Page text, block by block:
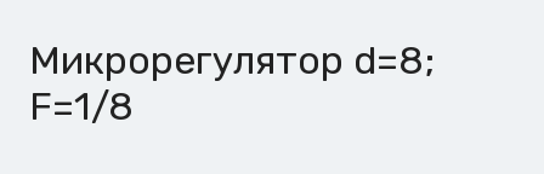
Микрорегулятор d=8;
F=1/8